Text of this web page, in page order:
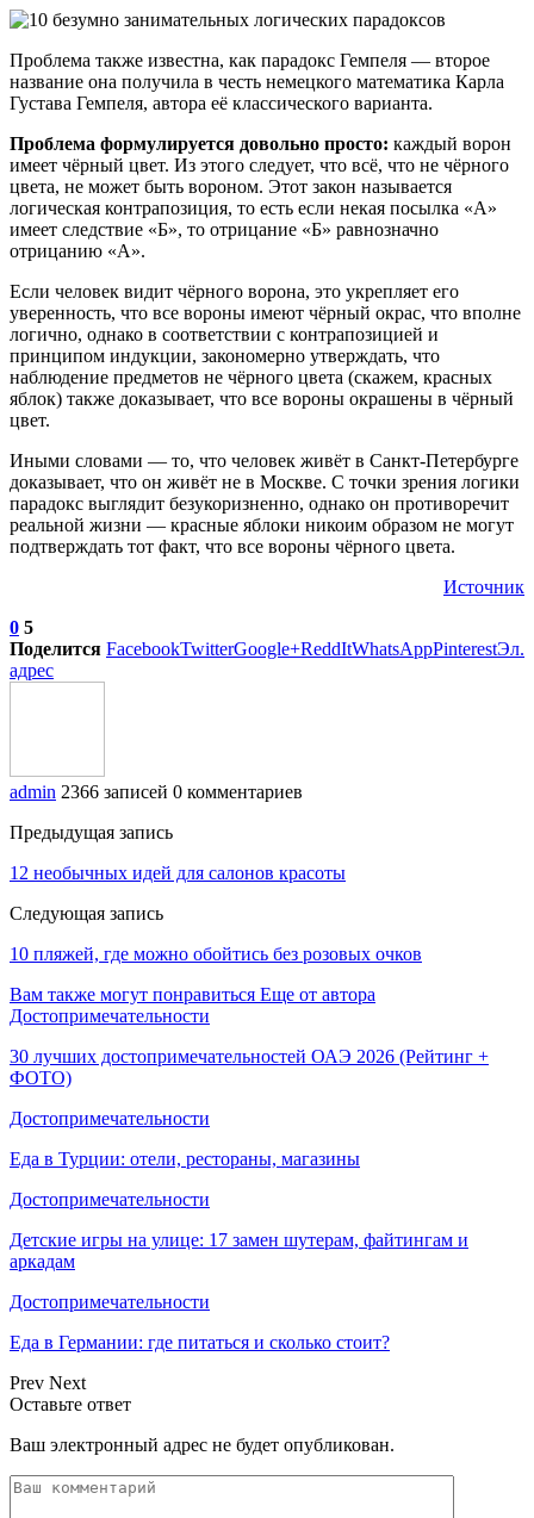
Проблема также известна, как парадокс Гемпеля — второе
название она получила в честь немецкого математика Карла
Густава Гемпеля, автора её классического варианта.
Проблема формулируется довольно просто: каждый ворон
имеет чёрный цвет. Из этого следует, что всё, что не чёрного
цвета, не может быть вороном. Этот закон называется
логическая контрапозиция, то есть если некая посылка «А»
имеет следствие «Б», то отрицание «Б» равнозначно
отрицанию «А».
Если человек видит чёрного ворона, это укрепляет его
уверенность, что все вороны имеют чёрный окрас, что вполне
логично, однако в соответствии с контрапозицией и
принципом индукции, закономерно утверждать, что
наблюдение предметов не чёрного цвета (скажем, красных
яблок) также доказывает, что все вороны окрашены в чёрный
цвет.
Иными словами — то, что человек живёт в Санкт-Петербурге
доказывает, что он живёт не в Москве. С точки зрения логики
парадокс выглядит безукоризненно, однако он противоречит
реальной жизни — красные яблоки никоим образом не могут
подтверждать тот факт, что все вороны чёрного цвета.
Источник
0 5
Поделится FacebookTwitterGoogle+ReddItWhatsAppPinterestЭл.
адрес
admin 2366 записей 0 комментариев
Предыдущая запись
12 необычных идей для салонов красоты
Следующая запись
10 пляжей, где можно обойтись без розовых очков
Вам также могут понравиться Еще от автора
Достопримечательности
30 лучших достопримечательностей ОАЭ 2026 (Рейтинг +
ФОТО)
Достопримечательности
Еда в Турции: отели, рестораны, магазины
Достопримечательности
Детские игры на улице: 17 замен шутерам, файтингам и
аркадам
Достопримечательности
Еда в Германии: где питаться и сколько стоит?
Prev Next
Оставьте ответ
Ваш электронный адрес не будет опубликован.